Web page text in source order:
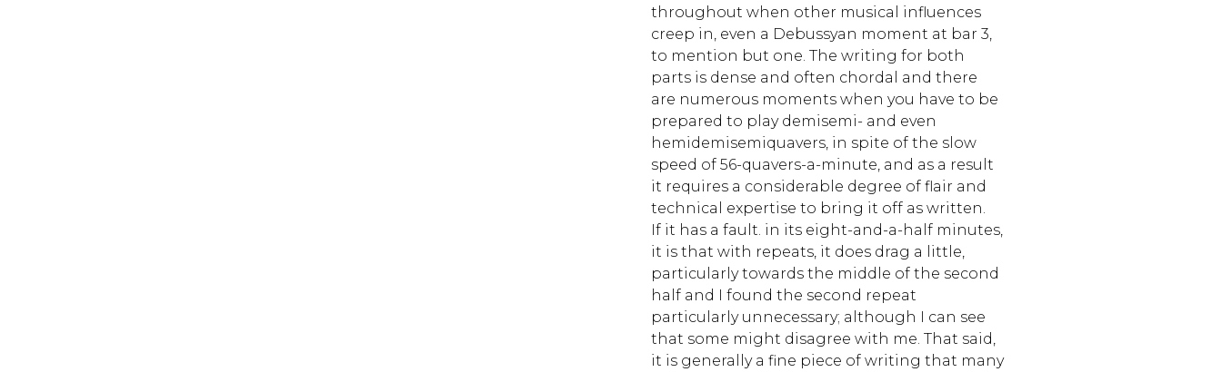
throughout when other musical influences
creep in, even a Debussyan moment at bar 3,
to mention but one. The writing for both
parts is dense and often chordal and there
are numerous moments when you have to be
prepared to play demisemi- and even
hemidemisemiquavers, in spite of the slow
speed of 56-quavers-a-minute, and as a result
it requires a considerable degree of flair and
technical expertise to bring it off as written.
If it has a fault. in its eight-and-a-half minutes,
it is that with repeats, it does drag a little,
particularly towards the middle of the second
half and I found the second repeat
particularly unnecessary; although I can see
that some might disagree with me. That said,
it is generally a fine piece of writing that many